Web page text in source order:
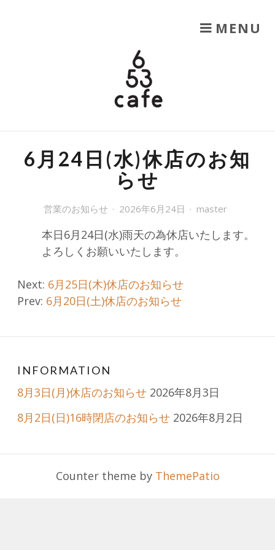
MENU
6月24日(水)休店のお知
らせ
営業のお知らせ 2026年6月24日 master
本日6月24日(水)雨天の為休店いたします。
よろしくお願いいたします。
Post
navigation
Next: 6月25日(木)休店のお知らせ
Prev: 6月20日(土)休店のお知らせ
INFORMATION
8月3日(月)休店のお知らせ 2026年8月3日
8月2日(日)16時閉店のお知らせ 2026年8月2日
Counter theme by ThemePatio